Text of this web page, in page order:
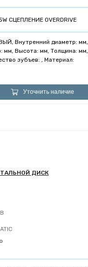
СЦЕПЛЕНИЕ OVERDRIVE
Внутренний диаметр: мм,
мм, Высота: мм, Толщина: мм,
зубъев: , Материал:
Уточнить наличие
ДИСК